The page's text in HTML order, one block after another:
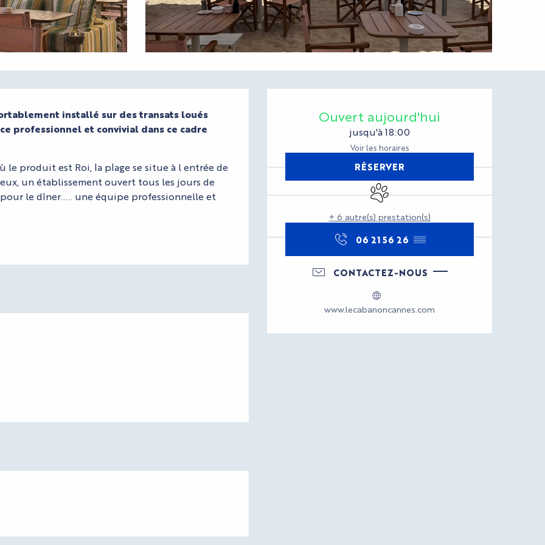
Ouverture et
Ouvert aujourd'hui
jusqu'à 18:00
Voir les horaires
RÉSERVER
Animaux acceptés
+ 6 autre(s) prestation(s)
06 21 56 26 ▒▒
CONTACTEZ-NOUS
www.lecabanoncannes.com
installé sur des transats loués
professionnel et convivial dans ce cadre
le produit est Roi, la plage se situe à l entrée de
un établissement ouvert tous les jours de
le dîner….. une équipe professionnelle et